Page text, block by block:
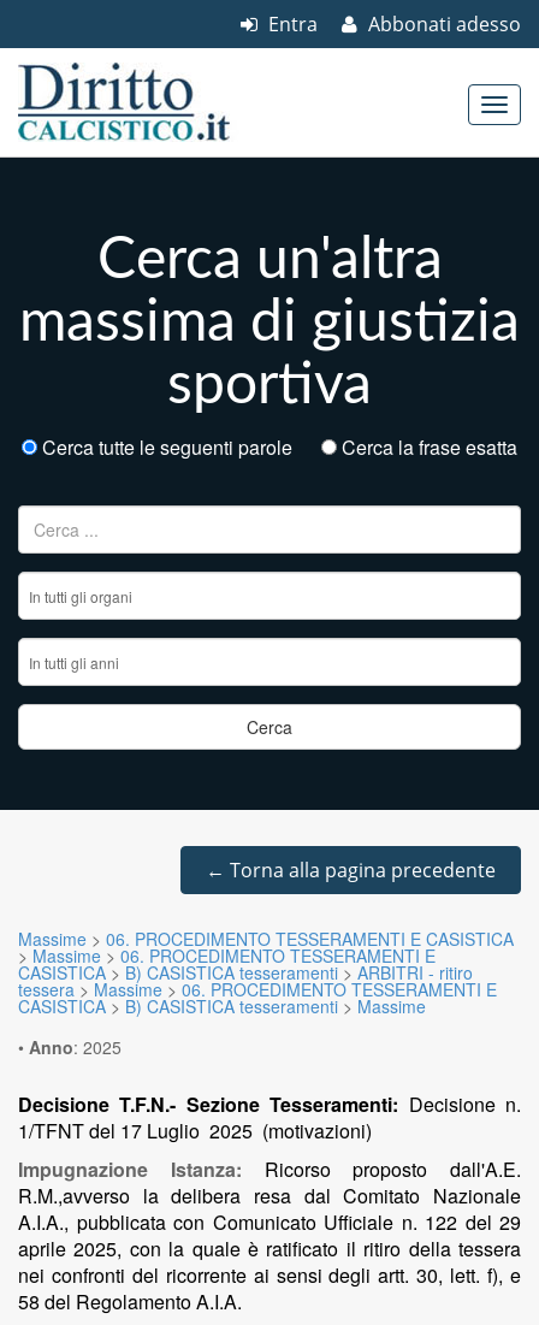
Abbonati adesso
Entra
Cerca un'altra
massima di giustizia
sportiva
Cerca tutte le seguenti parole Cerca la frase esatta
Ricerca per:
← Torna alla pagina precedente
Massime > 06. PROCEDIMENTO TESSERAMENTI E CASISTICA
> Massime > 06. PROCEDIMENTO TESSERAMENTI E
CASISTICA > B) CASISTICA tesseramenti > ARBITRI - ritiro
tessera > Massime > 06. PROCEDIMENTO TESSERAMENTI E
CASISTICA > B) CASISTICA tesseramenti > Massime
• Anno: 2025
Decisione T.F.N.- Sezione Tesseramenti: Decisione n.
1/TFNT del 17 Luglio 2025 (motivazioni)
Impugnazione Istanza: Ricorso proposto dall'A.E.
R.M.,avverso la delibera resa dal Comitato Nazionale
A.I.A., pubblicata con Comunicato Ufficiale n. 122 del 29
aprile 2025, con la quale è ratificato il ritiro della tessera
nei confronti del ricorrente ai sensi degli artt. 30, lett. f), e
58 del Regolamento A.I.A.